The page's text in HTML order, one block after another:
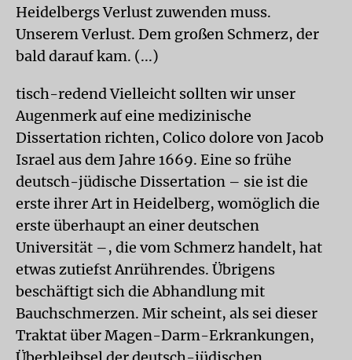
Heidelbergs Verlust zuwenden muss.
Unserem Verlust. Dem großen Schmerz, der
bald darauf kam. (...)
tisch-redend Vielleicht sollten wir unser
Augenmerk auf eine medizinische
Dissertation richten, Colico dolore von Jacob
Israel aus dem Jahre 1669. Eine so frühe
deutsch-jüdische Dissertation – sie ist die
erste ihrer Art in Heidelberg, womöglich die
erste überhaupt an einer deutschen
Universität –, die vom Schmerz handelt, hat
etwas zutiefst Anrührendes. Übrigens
beschäftigt sich die Abhandlung mit
Bauchschmerzen. Mir scheint, als sei dieser
Traktat über Magen-Darm-Erkrankungen,